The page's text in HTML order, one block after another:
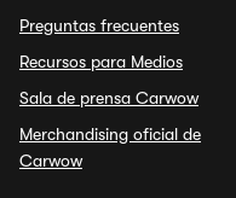
Preguntas frecuentes
Recursos para Medios
Sala de prensa Carwow
Merchandising oficial de
Carwow